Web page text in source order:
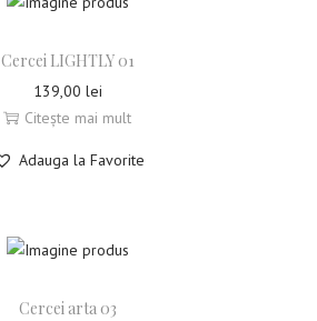
Cercei LIGHTLY 01
139,00 lei
Citește mai mult
Adauga la Favorite
Cercei arta 03